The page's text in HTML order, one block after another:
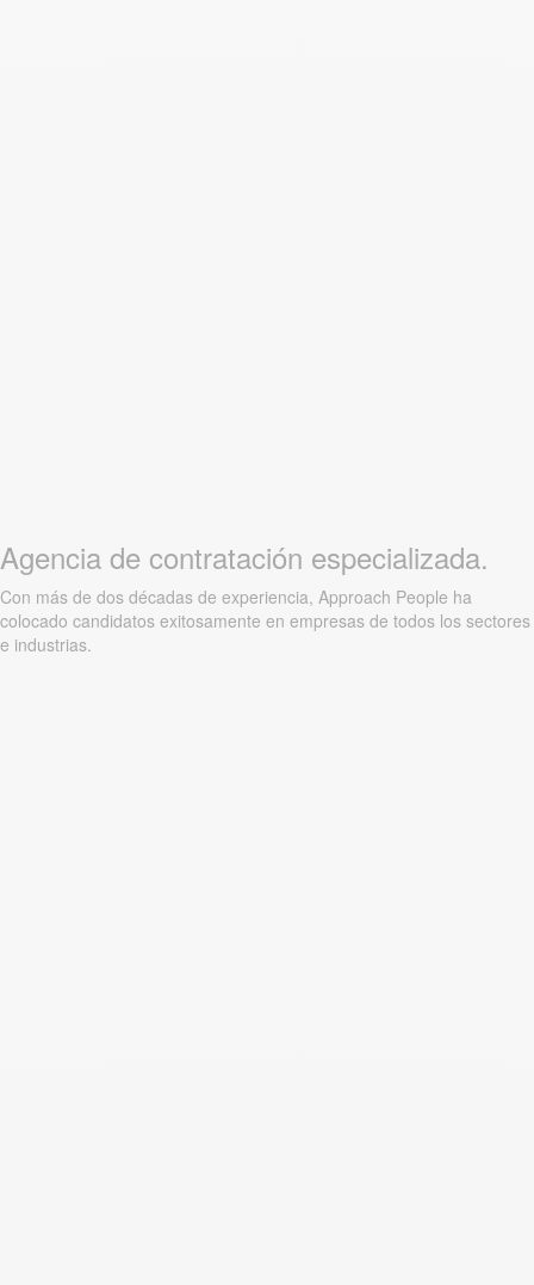
Agencia de contratación especializada.
Con más de dos décadas de experiencia, Approach People ha
colocado candidatos exitosamente en empresas de todos los sectores
e industrias.